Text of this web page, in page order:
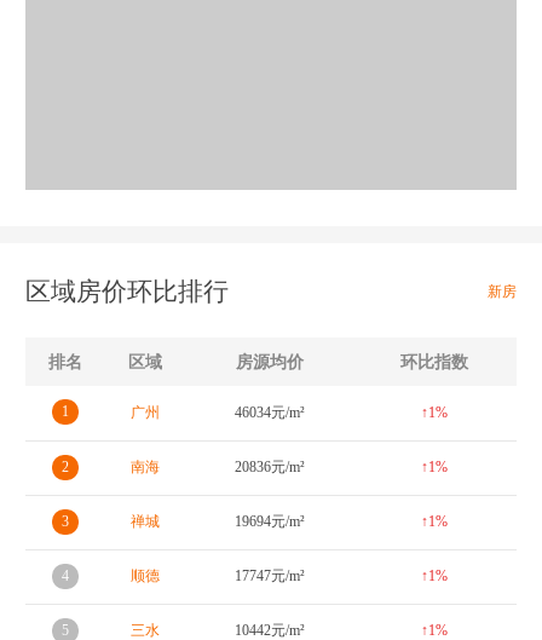
区域房价环比排行 新房
排名 区域 房源均价 环比指数
1 广州 46034元/m² ↑1%
2 南海 20836元/m² ↑1%
3 禅城 19694元/m² ↑1%
4 顺德 17747元/m² ↑1%
5 三水 10442元/m² ↑1%